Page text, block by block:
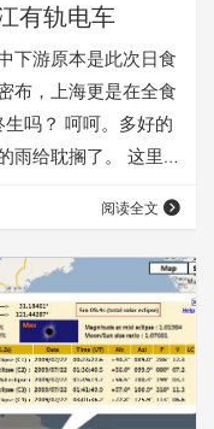
有轨电车
下游原本是此次日食
布，上海更是在全食
吗？ 呵呵。多好的
雨给耽搁了。 这里盗
共赏之。 最后来一张
于要正式运营了。N
车身还是很帅的。希
阅读全文